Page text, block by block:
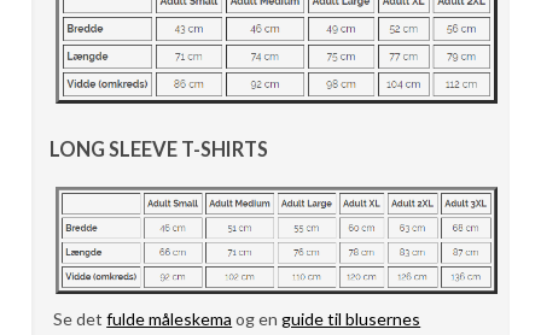
LONG SLEEVE T-SHIRTS
Se detfulde måleskema og enguide til blusernes